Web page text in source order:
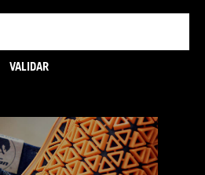
VALIDAR